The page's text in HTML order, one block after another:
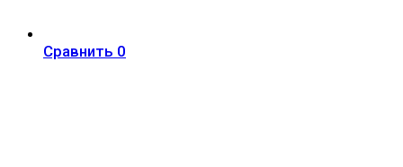
Сравнить 0